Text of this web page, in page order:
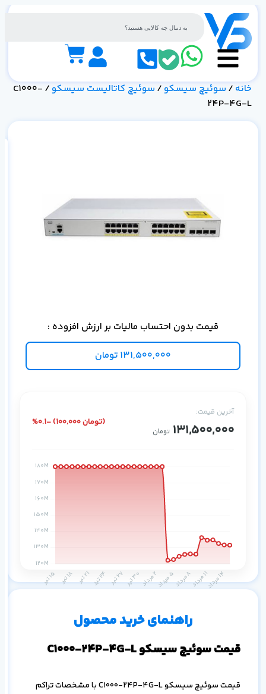
خانه / سوئیچ سیسکو/ سوئیچ کاتالیست سیسکو
/ C1000-
24P-4G-L
قیمت بدون احتساب مالیات بر ارزش افزوده :
131,500,000 تومان
آخرین قیمت:
131,500,000 تومان
%0.1- (100,000 تومان)
راهنمای خرید محصول
قیمت سوئیچ سیسکو C1000-24P-4G-L
قیمت سوئیچ سیسکو C1000-24P-4G-L با مشخصات تراکم